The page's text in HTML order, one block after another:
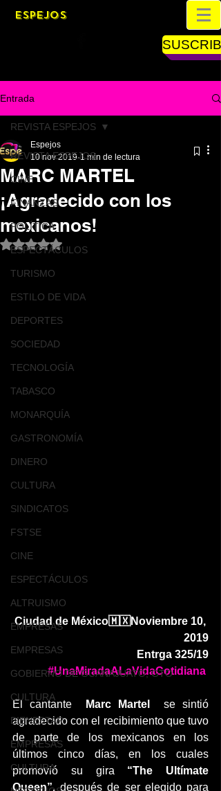
ESPEJOS
Entrada
REVISTA ESPEJOS
CINE
FINANZAS
POLÍTICA
ESPECTÁCULOS
TURISMO
ESTILO DE VIDA
DEPORTES
SOCIEDAD
TECNOLOGÍA
TABASCO
MONARQUÍA
GASTRONOMÍA
DINERO
CULTURA
SINDICATOS
FSTSE
CINE
ESPECTÁCULOS
ALTRUISMO
EMPRESAS
EMPRESAS
GOBIERNO DE GUANAJUATO, GTO
CULTURA
BIENESTAR
EMPRESAS
CULTURA
REVISTA ESPEJOS
MARC MARTEL
¡Agradecido con los
mexicanos!
Espejos
10 nov 2019 1 min de lectura
Obtuvo NaN de 5 estrellas.
Ciudad de México🇲🇽Noviembre 10,
2019
Entrga 325/19
#UnaMiradaALaVidaCotidiana
El cantante Marc Martel
  se sintió
agradecido con el recibimiento que tuvo
de parte de los mexicanos en los
últimos cinco días, en los cuales
promovió su gira “The Ultímate
Queen”, después de ser elegido para